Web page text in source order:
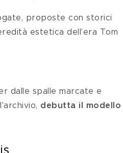
proposte con storici
estetica dell’era Tom
dalle spalle marcate e
debutta il modello